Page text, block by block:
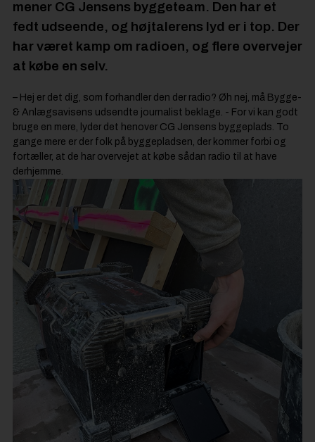
mener CG Jensens byggeteam. Den har et
fedt udseende, og højtalerens lyd er i top. Der
har været kamp om radioen, og flere overvejer
at købe en selv.
– Hej er det dig, som forhandler den der radio? Øh nej, må Bygge-
& Anlægsavisens udsendte journalist beklage. - For vi kan godt
bruge en mere, lyder det henover CG Jensens byggeplads. To
gange mere er der folk på byggepladsen, der kommer forbi og
fortæller, at de har overvejet at købe sådan radio til at have
derhjemme.